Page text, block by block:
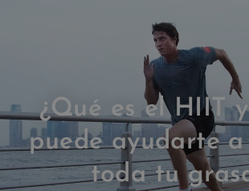
¿Qué es el HIIT
puede ayudarte
toda tu